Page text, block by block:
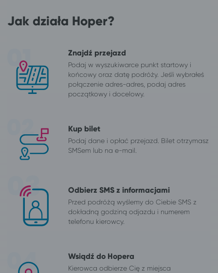
Jak działa Hoper?
Znajdź przejazd
Podaj w wyszukiwarce punkt startowy i
końcowy oraz datę podróży. Jeśli wybrałeś
połączenie adres-adres, podaj adres
początkowy i docelowy.
Kup bilet
Podaj dane i opłać przejazd. Bilet otrzymasz
SMSem lub na e-mail.
Odbierz SMS z informacjami
Przed podróżą wyślemy do Ciebie SMS z
dokładną godziną odjazdu i numerem
telefonu kierowcy.
Wsiądź do Hopera
Kierowca odbierze Cię z miejsca